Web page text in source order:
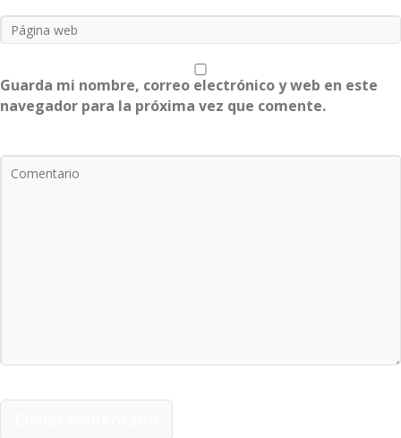
Guarda mi nombre, correo electrónico y web en este
navegador para la próxima vez que comente.